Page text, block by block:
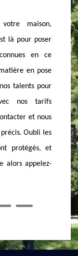
idéale pour
Rénovation,
la ville de
un service de
vos conditions.
et aux
que votre
N’hésitez
donnerons un
à votre
Poser
un
être
toutes